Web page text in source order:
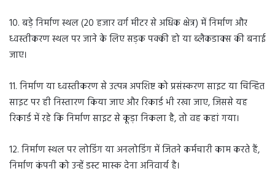
10. बड़े निर्माण स्थल (20 हजार वर्ग मीटर से अधिक क्षेत्र) में निर्माण और
ध्वस्तीकरण स्थल पर जाने के लिए सड़क पक्की हो या ब्लैकडाक्स की बनाई
जाए।
11. निर्माण या ध्वस्तीकरण से उत्पन्न अपशिष्ट को प्रसंस्करण साइट या चिन्हित
साइट पर ही निस्तारण किया जाए और रिकार्ड भी रखा जाए, जिससे यह
रिकार्ड में रहे कि निर्माण साइट से कूड़ा निकला है, तो वह कहां गया।
12. निर्माण स्थल पर लोडिंग या अनलोडिंग में जितने कर्मचारी काम करते हैं,
निर्माण कंपनी को उन्हें डस्ट मास्क देना अनिवार्य है।